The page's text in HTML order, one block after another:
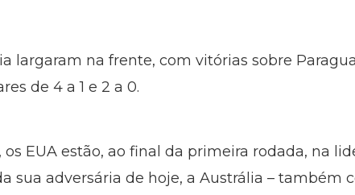
largaram na frente, com vitórias sobre
de 4 a 1 e 2 a 0.
EUA estão, ao final da primeira rodada, na
sua adversária de hoje, a Austrália – também